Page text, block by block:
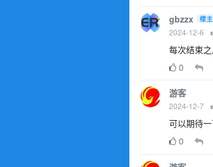
gbzzx 楼主
2024-12-6
每次结束
0
游客
2024-12-7
可以期待
0